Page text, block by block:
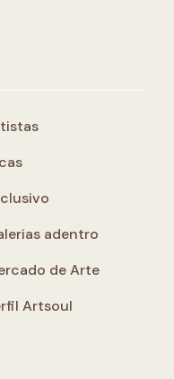
adentro
de Arte
Artsoul